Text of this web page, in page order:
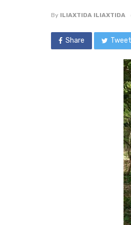
By ILIAXTIDA ILIAXTIDA
Share Tweet